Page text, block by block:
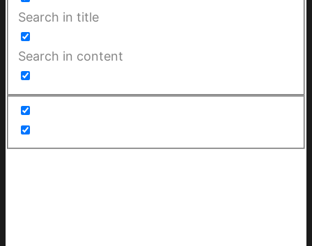
Search in title
Search in content